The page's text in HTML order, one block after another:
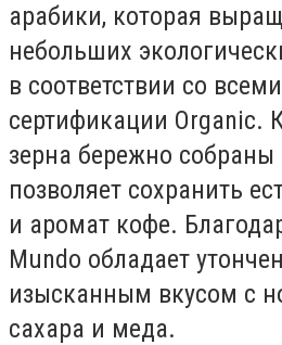
арабики, которая
небольших
в соответствии со
сертификации Organic.
зерна бережно собраны
позволяет сохранить
и аромат кофе.
Mundo обладает
изысканным вкусом с
сахара и меда.